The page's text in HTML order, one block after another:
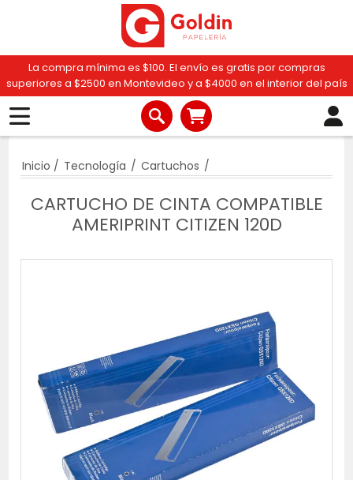
La compra mínima es $100. El envío es gratis por compras
superiores a $2500 en Montevideo y a $4000 en el interior del país
Inicio / Tecnología / Cartuchos /
CARTUCHO DE CINTA COMPATIBLE
AMERIPRINT CITIZEN 120D